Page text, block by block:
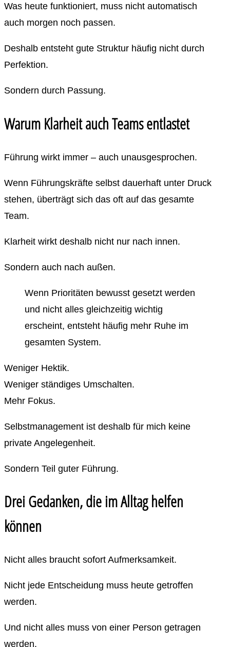
Was heute funktioniert, muss nicht automatisch
auch morgen noch passen.
Deshalb entsteht gute Struktur häufig nicht durch
Perfektion.
Sondern durch Passung.
Warum Klarheit auch Teams entlastet
Führung wirkt immer – auch unausgesprochen.
Wenn Führungskräfte selbst dauerhaft unter Druck
stehen, überträgt sich das oft auf das gesamte
Team.
Klarheit wirkt deshalb nicht nur nach innen.
Sondern auch nach außen.
Wenn Prioritäten bewusst gesetzt werden
und nicht alles gleichzeitig wichtig
erscheint, entsteht häufig mehr Ruhe im
gesamten System.
Weniger Hektik.
Weniger ständiges Umschalten.
Mehr Fokus.
Selbstmanagement ist deshalb für mich keine
private Angelegenheit.
Sondern Teil guter Führung.
Drei Gedanken, die im Alltag helfen
können
Nicht alles braucht sofort Aufmerksamkeit.
Nicht jede Entscheidung muss heute getroffen
werden.
Und nicht alles muss von einer Person getragen
werden.